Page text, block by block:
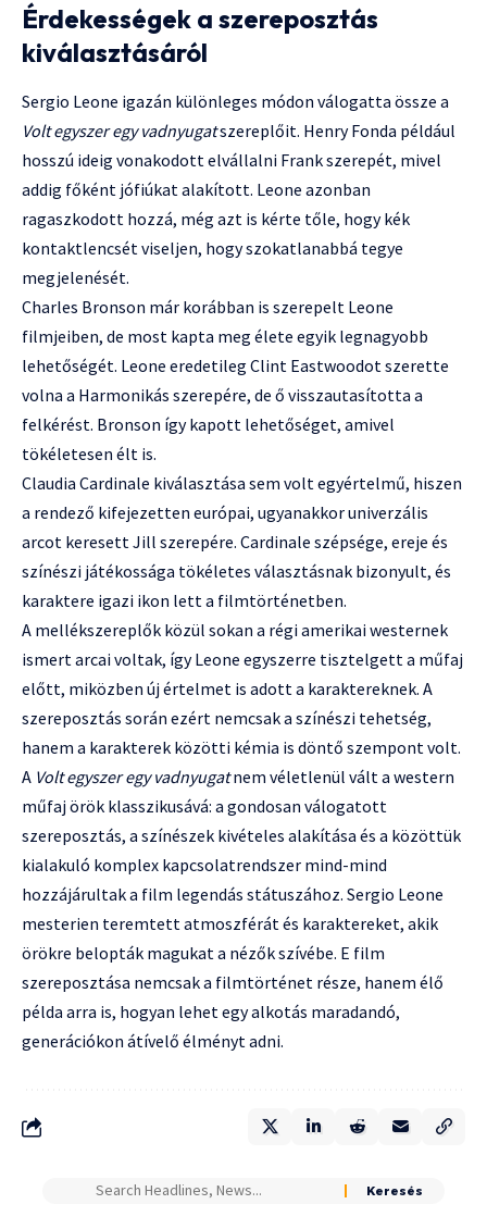
Érdekességek a szereposztás
kiválasztásáról
Sergio Leone igazán különleges módon válogatta össze a
Volt egyszer egy vadnyugatszereplőit. Henry Fonda például
hosszú ideig vonakodott elvállalni Frank szerepét, mivel
addig főként jófiúkat alakított. Leone azonban
ragaszkodott hozzá, még azt is kérte tőle, hogy kék
kontaktlencsét viseljen, hogy szokatlanabbá tegye
megjelenését.
Charles Bronson már korábban is szerepelt Leone
filmjeiben, de most kapta meg élete egyik legnagyobb
lehetőségét. Leone eredetileg Clint Eastwoodot szerette
volna a Harmonikás szerepére, de ő visszautasította a
felkérést. Bronson így kapott lehetőséget, amivel
tökéletesen élt is.
Claudia Cardinale kiválasztása sem volt egyértelmű, hiszen
a rendező kifejezetten európai, ugyanakkor univerzális
arcot keresett Jill szerepére. Cardinale szépsége, ereje és
színészi játékossága tökéletes választásnak bizonyult, és
karaktere igazi ikon lett a filmtörténetben.
A mellékszereplők közül sokan a régi amerikai westernek
ismert arcai voltak, így Leone egyszerre tisztelgett a műfaj
előtt, miközben új értelmet is adott a karaktereknek. A
szereposztás során ezért nemcsak a színészi tehetség,
hanem a karakterek közötti kémia is döntő szempont volt.
A Volt egyszer egy vadnyugatnem véletlenül vált a western
műfaj örök klasszikusává: a gondosan válogatott
szereposztás, a színészek kivételes alakítása és a közöttük
kialakuló komplex kapcsolatrendszer mind-mind
hozzájárultak a film legendás státuszához. Sergio Leone
mesterien teremtett atmoszférát és karaktereket, akik
örökre belopták magukat a nézők szívébe. E film
szereposztása nemcsak a filmtörténet része, hanem élő
példa arra is, hogyan lehet egy alkotás maradandó,
generációkon átívelő élményt adni.